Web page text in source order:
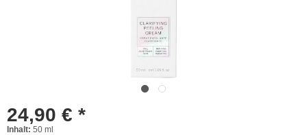
24,90 € *
Inhalt: 50 ml